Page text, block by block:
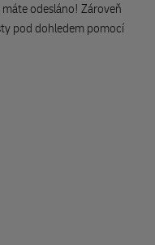
odesláno! Zároveň
pod dohledem pomocí